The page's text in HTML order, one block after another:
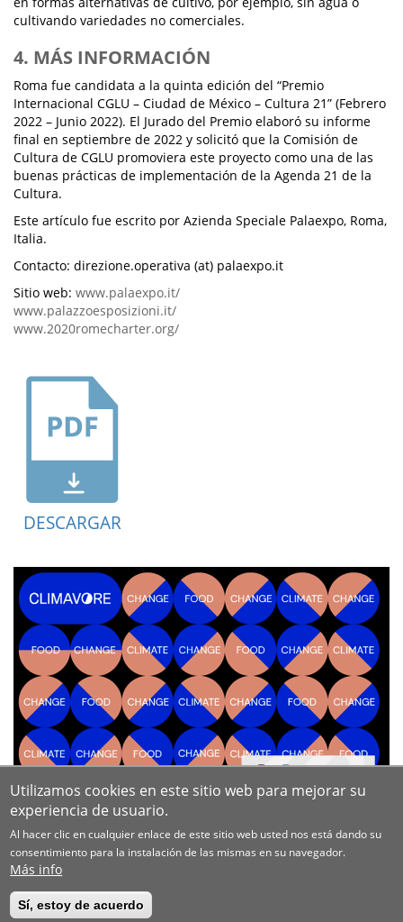
cultivando variedades no comerciales.
4. MÁS INFORMACIÓN
Roma fue candidata a la quinta edición del “Premio
Internacional CGLU – Ciudad de México – Cultura 21” (Febrero
2022 – Junio 2022). El Jurado del Premio elaboró su informe
final en septiembre de 2022 y solicitó que la Comisión de
Cultura de CGLU promoviera este proyecto como una de las
buenas prácticas de implementación de la Agenda 21 de la
Cultura.
Este artículo fue escrito por Azienda Speciale Palaexpo, Roma,
Italia.
Contacto: direzione.operativa (at) palaexpo.it
Sitio web: www.palaexpo.it/
www.palazzoesposizioni.it/
www.2020romecharter.org/
DESCARGAR
Utilizamos cookies en este sitio web para mejorar su
experiencia de usuario.
Al hacer clic en cualquier enlace de este sitio web usted nos está dando su
consentimiento para la instalación de las mismas en su navegador.
Más info
Sí, estoy de acuerdo